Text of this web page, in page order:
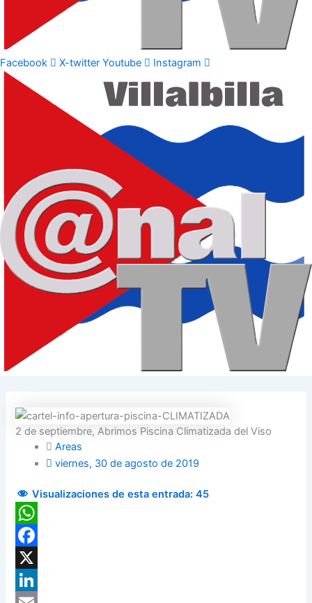
Facebook X-twitter Youtube Instagram
2 de septiembre, Abrimos Piscina Climatizada del Viso
Areas
viernes, 30 de agosto de 2019
Visualizaciones de esta entrada: 45
WhatsApp
Facebook
X